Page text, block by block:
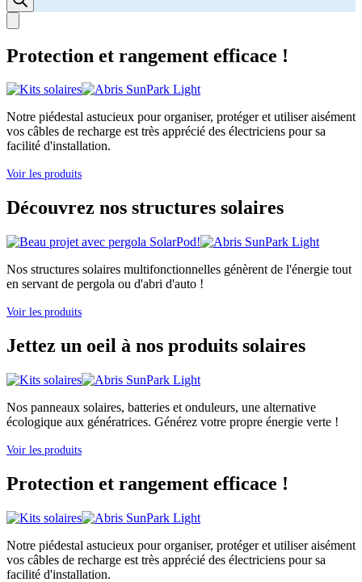
Protection et rangement efficace !
Notre piédestal astucieux pour organiser, protéger et utiliser aisément
vos câbles de recharge est très apprécié des électriciens pour sa
facilité d'installation.
Voir les produits
Découvrez nos structures solaires
Nos structures solaires multifonctionnelles génèrent de l'énergie tout
en servant de pergola ou d'abri d'auto !
Voir les produits
Jettez un oeil à nos produits solaires
Nos panneaux solaires, batteries et onduleurs, une alternative
écologique aux génératrices. Générez votre propre énergie verte !
Voir les produits
Protection et rangement efficace !
Notre piédestal astucieux pour organiser, protéger et utiliser aisément
vos câbles de recharge est très apprécié des électriciens pour sa
facilité d'installation.